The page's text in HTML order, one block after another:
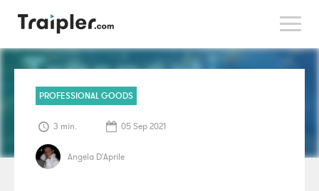
>
PROFESSIONAL GOODS
3 min. 05 Sep 2021
Angela D'Aprile